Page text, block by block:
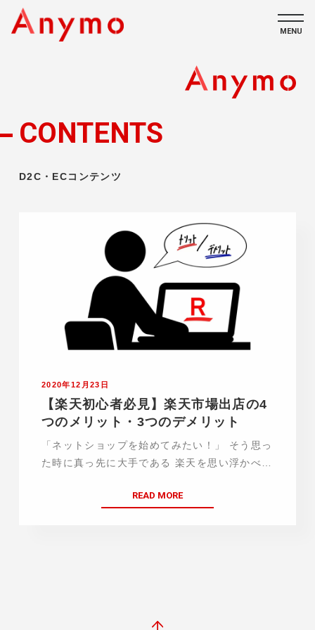
私たちについて
CONTACT
MENU
CONTENTS
D2C・ECコンテンツ
2020年12月23日
【楽天初心者必見】楽天市場出店の4
つのメリット・3つのデメリット
「ネットショップを始めてみたい！」 そう思っ
た時に真っ先に大手である 楽天を思い浮かべる
は AmazonやYahoo!ショッピングと並ぶ 大手
READ MORE